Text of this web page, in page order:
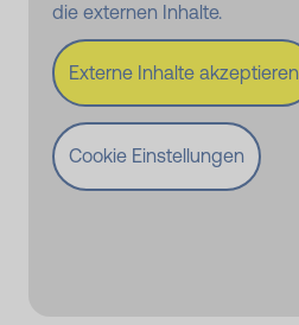
die externen Inhalte.
Externe Inhalte akzeptieren
Cookie Einstellungen